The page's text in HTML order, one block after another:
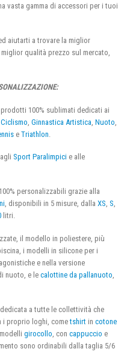
vasta gamma di accessori per i tuoi
aiutarti a trovare la miglior
qualità prezzo sul mercato,
100% sublimati dedicati ai
Ciclismo Ginnastica Artistica Nuoto
e Triathlon
Sport Paralimpici e alle
personalizzabili grazie alla
, disponibili in 5 misure, dalla XS, S,
litri.
il modello in poliestere, più
i modelli in silicone per i
e nella versione
nuoto, e le calottine da pallanuoto
a tutte le collettività che
i proprio loghi, cometshirt in cotone
girocollo , con cappuccio e
sono ordinabili dalla taglia 5/6